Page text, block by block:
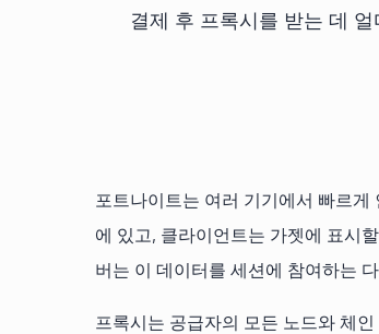
결제 후 프록시를 받는 데
포트나이트는 여러 기기에서 빠르
에 있고, 클라이언트는 가젯에 표시
버는 이 데이터를 세션에 참여하는
프록시는 공급자의 모든 노드와 체